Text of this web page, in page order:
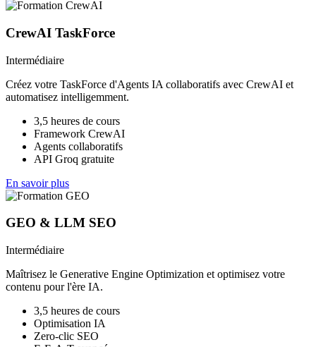
CrewAI TaskForce
Intermédiaire
Créez votre TaskForce d'Agents IA collaboratifs avec CrewAI et
automatisez intelligemment.
3,5 heures de cours
Framework CrewAI
Agents collaboratifs
API Groq gratuite
En savoir plus
GEO & LLM SEO
Intermédiaire
Maîtrisez le Generative Engine Optimization et optimisez votre
contenu pour l'ère IA.
3,5 heures de cours
Optimisation IA
Zero-clic SEO